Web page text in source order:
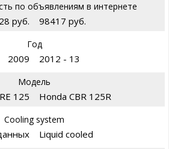
по объявлениям в интернете
руб. 98417 руб.
Год
2009 2012 - 13
Модель
125 Honda CBR 125R
Cooling system
Liquid cooled